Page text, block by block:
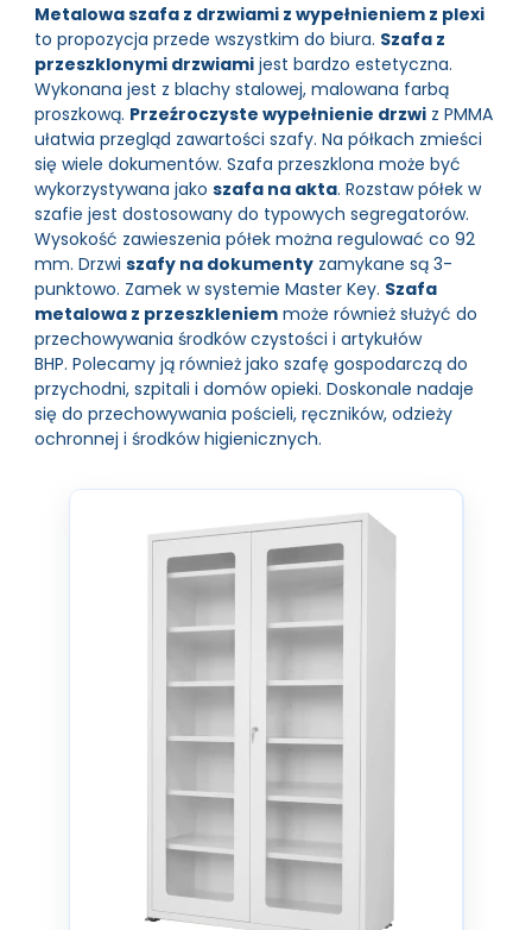
Metalowa szafa z drzwiami z wypełnieniem z plexi
to propozycja przede wszystkim do biura. Szafa z
przeszklonymi drzwiami jest bardzo estetyczna.
Wykonana jest z blachy stalowej, malowana farbą
proszkową. Przeźroczyste wypełnienie drzwi z PMMA
ułatwia przegląd zawartości szafy. Na półkach zmieści
się wiele dokumentów. Szafa przeszklona może być
wykorzystywana jakoszafa na akta. Rozstaw półek w
szafie jest dostosowany do typowych segregatorów.
Wysokość zawieszenia półek można regulować co 92
mm. Drzwiszafy na dokumenty zamykane są 3-
punktowo. Zamek w systemie Master Key. Szafa
metalowa z przeszkleniem może również służyć do
przechowywania środków czystości i artykułów
BHP. Polecamy ją również jako szafę gospodarczą do
przychodni, szpitali i domów opieki. Doskonale nadaje
się do przechowywania pościeli, ręczników, odzieży
ochronnej i środków higienicznych.